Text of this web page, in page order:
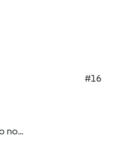
#16
no...